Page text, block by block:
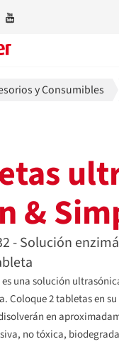
y Consumibles
&
- Solución
una solución
Coloque 2 tabletas en
en
no tóxica,